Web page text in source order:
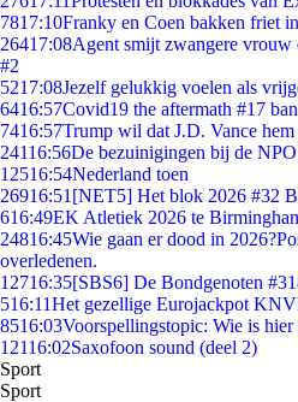
7817:10Franky en Coen bakken friet
26417:08Agent smijt zwangere vrouw
#2
5217:08Jezelf gelukkig voelen als
6416:57Covid19 the aftermath #17
7416:57Trump wil dat J.D. Vance
24116:56De bezuinigingen bij de NPO
12516:54Nederland toen
26916:51 [NET5] Het blok 2026 #32
616:49EK Atletiek 2026 te
24816:45Wie gaan er dood in
overledenen.
12716:35[SBS6] De Bondgenoten
516:11Het gezellige Eurojackpot
8516:03Voorspellingstopic: Wie is
12116:02Saxofoon sound (deel 2)
Sport
Sport